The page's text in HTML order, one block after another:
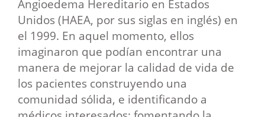
Angioedema Hereditario en Estados
Unidos (HAEA, por sus siglas en inglés) en
el 1999. En aquel momento, ellos
imaginaron que podían encontrar una
manera de mejorar la calidad de vida de
los pacientes construyendo una
comunidad sólida, e identificando a